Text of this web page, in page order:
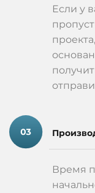
Если у
Время